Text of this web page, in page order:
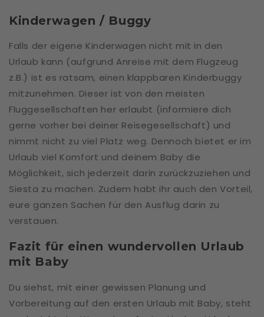
Kinderwagen / Buggy
Falls der eigene Kinderwagen nicht mit in den
Urlaub kann (aufgrund Anreise mit dem Flugzeug
z.B.) ist es ratsam, einen klappbaren Kinderbuggy
mitzunehmen. Dieser ist von den meisten
Fluggesellschaften her erlaubt (informiere dich
gerne vorher bei deiner Reisegesellschaft) und
nimmt nicht zu viel Platz weg. Dennoch bietet er im
Urlaub viel Komfort und deinem Baby die
Möglichkeit, sich jederzeit darin zurückzuziehen und
Siesta zu machen. Zudem habt ihr auch den Vorteil,
eure ganzen Sachen für den Ausflug darin zu
verstauen.
Fazit für einen wundervollen Urlaub
mit Baby
Du siehst, mit einer gewissen Planung und
Vorbereitung auf den ersten Urlaub mit Baby, steht